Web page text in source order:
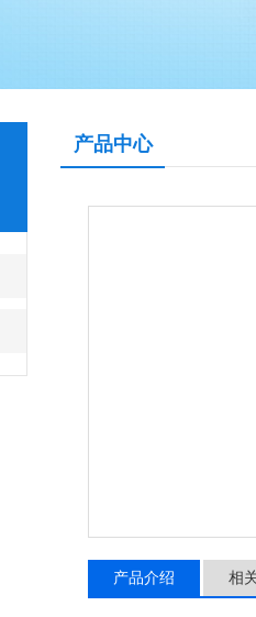
产品中心
产品介绍 相